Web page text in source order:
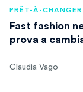
PRÊT-À-CHANGER
Fast fashion
prova a
Claudia Vago